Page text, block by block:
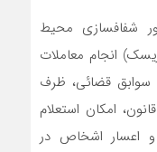
شفافسازی محیط
انجام معاملات
سوابق قضائی، ظرف
امکان استعلام
اعسار اشخاص در